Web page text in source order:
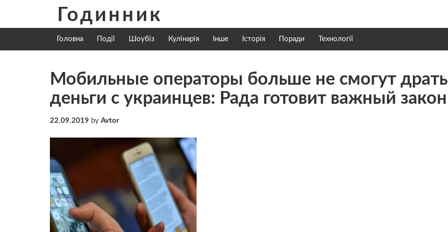
content
Годинник
Головна Події Шоубіз Кулінарія Інше Історія Поради Технології
Мобильные операторы больше не смогут драть
деньги с украинцев: Рада готовит важный закон
22.09.2019 by Avtor